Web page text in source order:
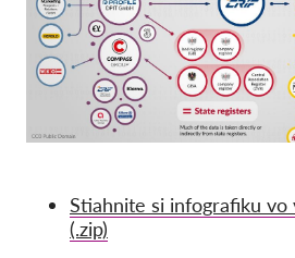
Stiahnite si infografiku vo
(.zip)